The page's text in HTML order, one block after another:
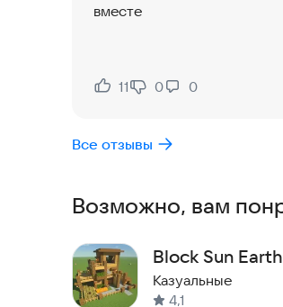
вместе
Нравится:
11
Не нравится:
0 0
Все отзывы
Возможно, вам
Block Sun Earth
Казуальные
4,1